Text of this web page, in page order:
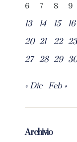
6
7 8 9
13
14 15 16
20 21 22 23
27 28 29 30
« Dic Feb »
Archivio